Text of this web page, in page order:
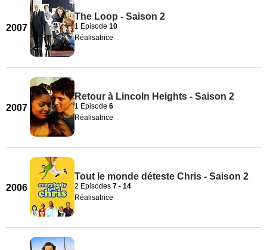
2007
The Loop - Saison 2
1 Episode 10
Réalisatrice
2007
Retour à Lincoln Heights - Saison 2
1 Episode 6
Réalisatrice
2006
Tout le monde déteste Chris - Saison 2
2 Episodes 7 - 14
Réalisatrice